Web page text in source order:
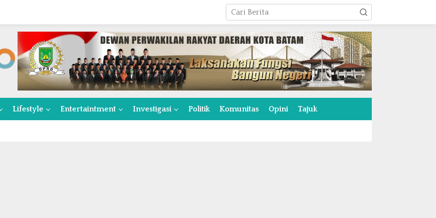
Lifestyle Entertaintment Investigasi Politik Komunitas Opini Tajuk